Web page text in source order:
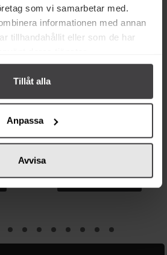
som vi samarbetar med.
informationen med annan
tillhandahållit eller som de har
Tillåt alla
Anpassa
Avvisa
köper även
23 kr
Hellmann's Real Mayonnaise
200g
Köp